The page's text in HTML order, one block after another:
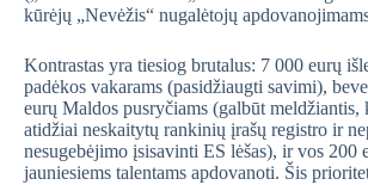
kūrėjų „Nevėžis“ nugalėtojų
Kontrastas yra tiesiog brutalus: 7 000 eurų
padėkos vakarams (pasidžiaugti savimi),
eurų Maldos pusryčiams (galbūt meldžiantis,
atidžiai neskaitytų rankinių įrašų registro ir
nesugebėjimo įsisavinti ES lėšas), ir vos 200
jauniesiems talentams apdovanoti. Šis